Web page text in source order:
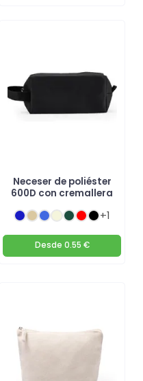
Neceser de poliéster
600D con cremallera
+1
Desde 0.55 €